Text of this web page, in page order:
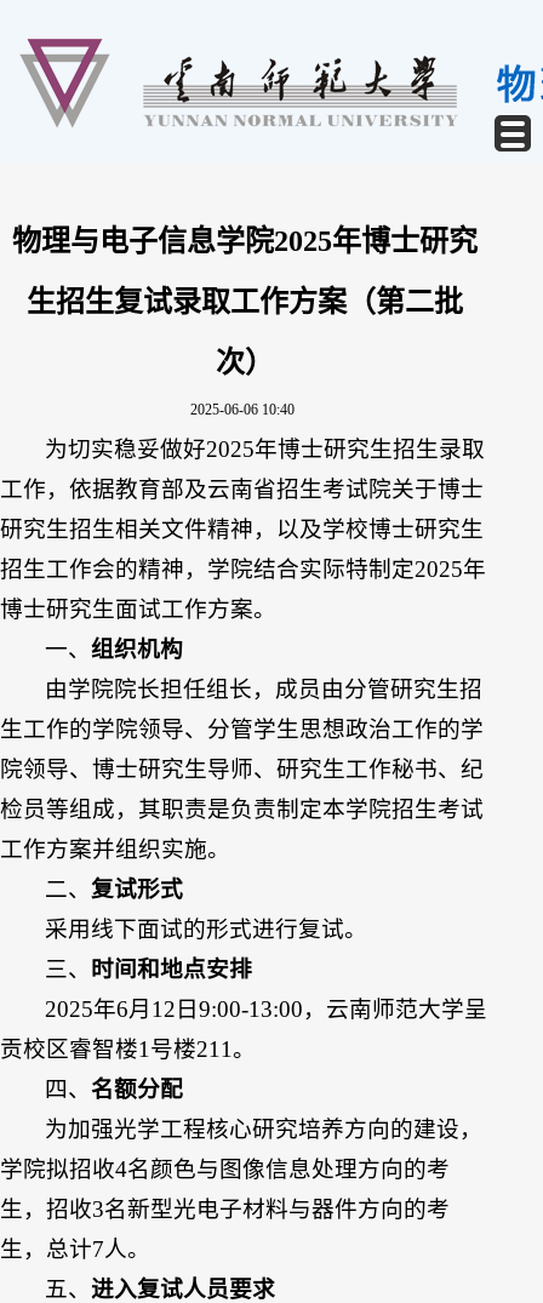
物理与电子信息学院2025年博士研究
生招生复试录取工作方案（第二批
次）
2025-06-06 10:40
为切实稳妥做好2025年博士研究生招生录取
工作，依据教育部及云南省招生考试院关于博士
研究生招生相关文件精神，以及学校博士研究生
招生工作会的精神，学院结合实际特制定2025年
博士研究生面试工作方案。
一、组织机构
由学院院长担任组长，成员由分管研究生招
生工作的学院领导、分管学生思想政治工作的学
院领导、博士研究生导师、研究生工作秘书、纪
检员等组成，其职责是负责制定本学院招生考试
工作方案并组织实施。
二、 复试形式
采用线下面试的形式进行复试。
三、
时间和地点安排
2025年6月12日9:00-13:00，云南师范大学呈
贡校区睿智楼1号楼211。
四、名额分配
为加强光学工程核心研究培养方向的建设，
学院拟招收4名颜色与图像信息处理方向的考
生，招收3名新型光电子材料与器件方向的考
生，总计7人。
五、 进入复试人员要求